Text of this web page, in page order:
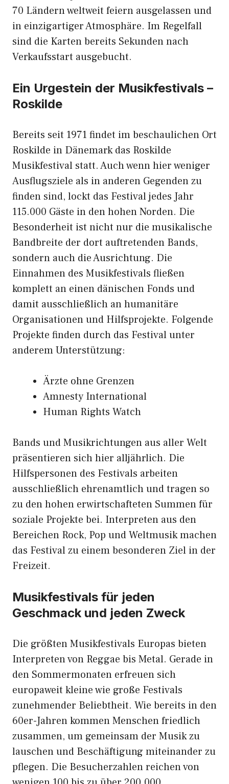
70 Ländern weltweit feiern ausgelassen und
in einzigartiger Atmosphäre. Im Regelfall
sind die Karten bereits Sekunden nach
Verkaufsstart ausgebucht.
Ein Urgestein der Musikfestivals –
Roskilde
Bereits seit 1971 findet im beschaulichen Ort
Roskilde in Dänemark das Roskilde
Musikfestival statt. Auch wenn hier weniger
Ausflugsziele als in anderen Gegenden zu
finden sind, lockt das Festival jedes Jahr
115.000 Gäste in den hohen Norden. Die
Besonderheit ist nicht nur die musikalische
Bandbreite der dort auftretenden Bands,
sondern auch die Ausrichtung. Die
Einnahmen des Musikfestivals fließen
komplett an einen dänischen Fonds und
damit ausschließlich an humanitäre
Organisationen und Hilfsprojekte. Folgende
Projekte finden durch das Festival unter
anderem Unterstützung:
Ärzte ohne Grenzen
Amnesty International
Human Rights Watch
Bands und Musikrichtungen aus aller Welt
präsentieren sich hier alljährlich. Die
Hilfspersonen des Festivals arbeiten
ausschließlich ehrenamtlich und tragen so
zu den hohen erwirtschafteten Summen für
soziale Projekte bei. Interpreten aus den
Bereichen Rock, Pop und Weltmusik machen
das Festival zu einem besonderen Ziel in der
Freizeit.
Musikfestivals für jeden
Geschmack und jeden Zweck
Die größten Musikfestivals Europas bieten
Interpreten von Reggae bis Metal. Gerade in
den Sommermonaten erfreuen sich
europaweit kleine wie große Festivals
zunehmender Beliebtheit. Wie bereits in den
60er-Jahren kommen Menschen friedlich
zusammen, um gemeinsam der Musik zu
lauschen und Beschäftigung miteinander zu
pflegen. Die Besucherzahlen reichen von